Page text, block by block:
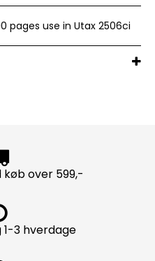
pages use in Utax 2506ci
over 599,-
3 hverdage